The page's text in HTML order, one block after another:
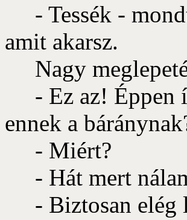
- Tessék -
amit akarsz.
Nagy
- Ez az! Éppen
ennek a
- Miért?
- Hát mert
- Biztosan elég